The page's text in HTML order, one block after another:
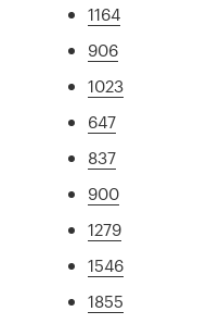
1164
906
1023
647
837
900
1279
1546
1855